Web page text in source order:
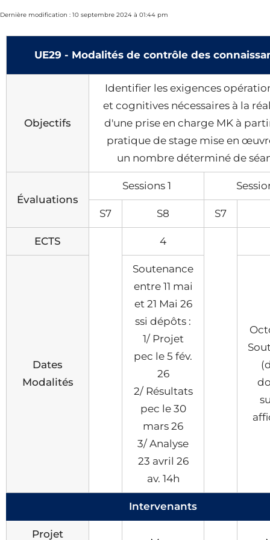
Dernière modification : 10 septembre 2024 à 01:44 pm
UE29 - Modalités de contrôle des
Objectifs
Identifier les exigences
et cognitives nécessaires à la
d'une prise en charge MK à
pratique de stage mise en
un nombre déterminé de
Évaluations
Sessions 1
S7 S8 S7
ECTS 4
Dates
Modalités
Soutenance
entre 11 mai
et 21 Mai 26
ssi dépôts :
1/ Projet
pec le 5 fév.
26
2/ Résultats
pec le 30
mars 26
3/ Analyse
23 avril 26
av. 14h
Intervenants
Projet